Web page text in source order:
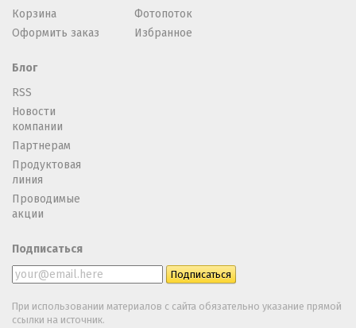
Корзина
Оформить заказ
Фотопоток
Избранное
Блог
RSS
Новости
компании
Партнерам
Продуктовая
линия
Проводимые
акции
Подписаться
При использовании материалов с сайта обязательно указание прямой
ссылки на источник.